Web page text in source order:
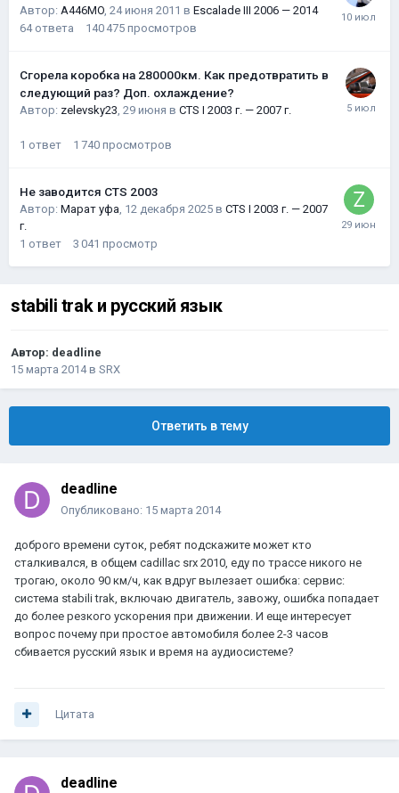
Автор: A446MO, 24 июня 2011 в Escalade III 2006 — 2014
64 ответа 140 475 просмотров
Сгорела коробка на 280000км. Как предотвратить в
следующий раз? Доп. охлаждение?
Автор: zelevsky23, 29 июня в CTS I 2003 г. — 2007 г.
1 ответ 1 740 просмотров
Не заводится CTS 2003
Автор: Марат уфа, 12 декабря 2025 в CTS I 2003 г. — 2007
г.
1 ответ 3 041 просмотр
stabili trak и русский язык
Автор: deadline
15 марта 2014в SRX
Ответить в тему
deadline
Опубликовано: 15 марта 2014
доброго времени суток, ребят подскажите может кто
сталкивался, в общем cadillac srx 2010, еду по трассе никого не
трогаю, около 90 км/ч, как вдруг вылезает ошибка: сервис:
система stabili trak, включаю двигатель, завожу, ошибка попадает
до более резкого ускорения при движении. И еще интересует
вопрос почему при простое автомобиля более 2-3 часов
сбивается русский язык и время на аудиосистеме?
Цитата
deadline